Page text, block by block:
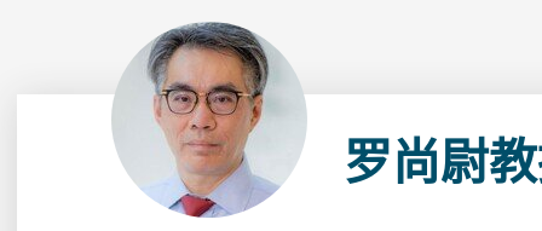
罗尚尉